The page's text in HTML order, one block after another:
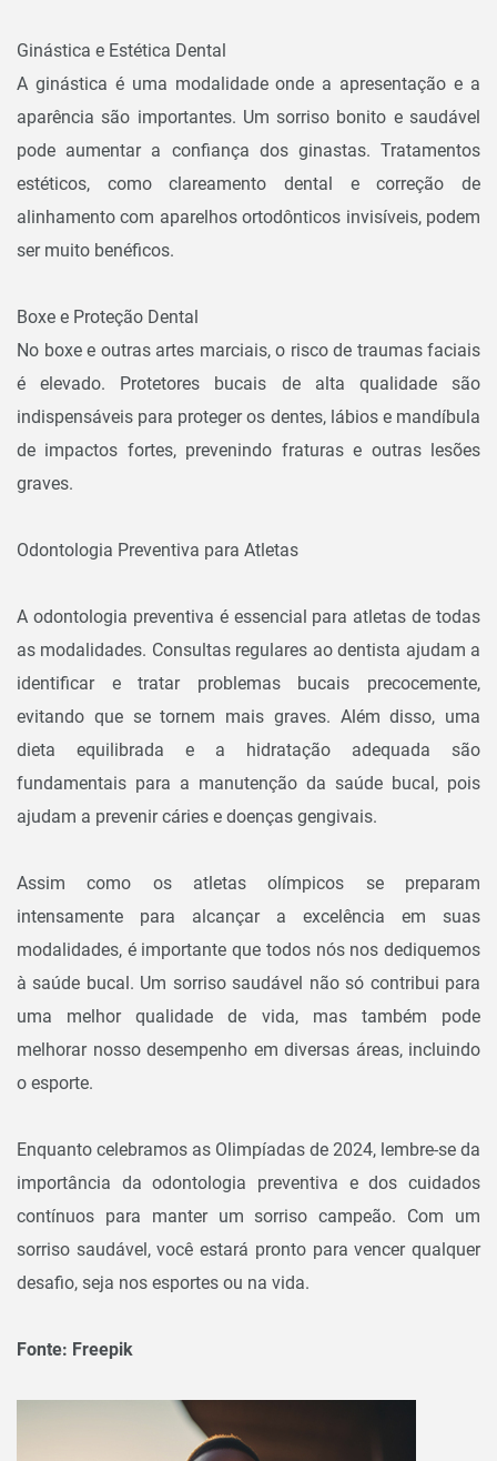
Ginástica e Estética Dental
A ginástica é uma modalidade onde a apresentação e a
aparência são importantes. Um sorriso bonito e saudável
pode aumentar a confiança dos ginastas. Tratamentos
estéticos, como clareamento dental e correção de
alinhamento com aparelhos ortodônticos invisíveis, podem
ser muito benéficos.
Boxe e Proteção Dental
No boxe e outras artes marciais, o risco de traumas faciais
é elevado. Protetores bucais de alta qualidade são
indispensáveis para proteger os dentes, lábios e mandíbula
de impactos fortes, prevenindo fraturas e outras lesões
graves.
Odontologia Preventiva para Atletas
A odontologia preventiva é essencial para atletas de todas
as modalidades. Consultas regulares ao dentista ajudam a
identificar e tratar problemas bucais precocemente,
evitando que se tornem mais graves. Além disso, uma
dieta equilibrada e a hidratação adequada são
fundamentais para a manutenção da saúde bucal, pois
ajudam a prevenir cáries e doenças gengivais.
Assim como os atletas olímpicos se preparam
intensamente para alcançar a excelência em suas
modalidades, é importante que todos nós nos dediquemos
à saúde bucal. Um sorriso saudável não só contribui para
uma melhor qualidade de vida, mas também pode
melhorar nosso desempenho em diversas áreas, incluindo
o esporte.
Enquanto celebramos as Olimpíadas de 2024, lembre-se da
importância da odontologia preventiva e dos cuidados
contínuos para manter um sorriso campeão. Com um
sorriso saudável, você estará pronto para vencer qualquer
desafio, seja nos esportes ou na vida.
Fonte: Freepik